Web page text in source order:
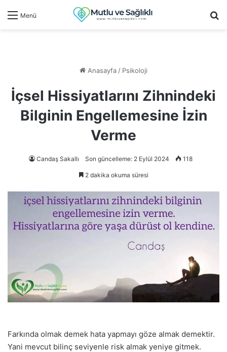
Menü
Anasayfa/ Psikoloji
İçsel Hissiyatlarını Zihnindeki
Bilginin Engellemesine İzin
Verme
Candaş Sakallı Son güncelleme: 2 Eylül 2024 118
2 dakika okuma süresi
Farkında olmak demek hata yapmayı göze almak demektir.
Yani mevcut bilinç seviyenle risk almak yeniye gitmek.